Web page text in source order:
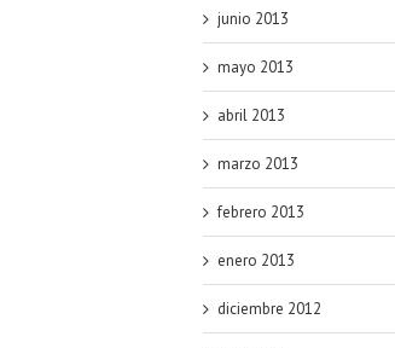
junio 2013
mayo 2013
abril 2013
marzo 2013
febrero 2013
enero 2013
diciembre 2012